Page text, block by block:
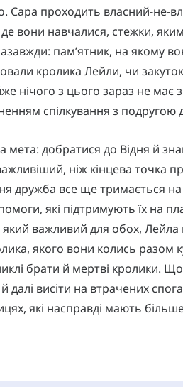
Сара проходить власний-не-
вони навчалися, стежки,
назавжди: пам’ятник, на якому
кролика Лейли, чи
нічого з цього зараз не має
спілкування з подругою
мета: добратися до Відня й
ніж кінцева точка
дружба все ще тримається
які підтримують їх на
важливий для обох,
якого вони колись разом
брати й мертві кролики.
далі висіти на втрачених
які насправді мають